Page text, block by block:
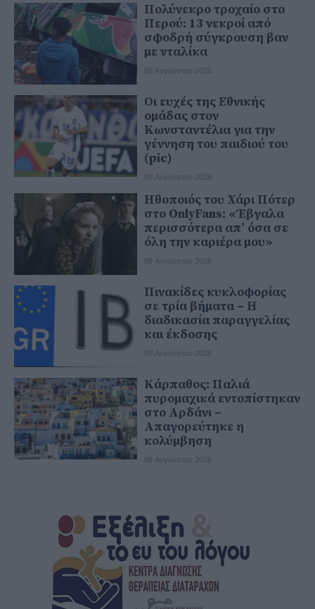
Πολύνεκρο τροχαίο στο
Περού: 13 νεκροί από
σφοδρή σύγκρουση βαν
με νταλίκα
09 Αυγούστου 2026
Οι ευχές της Εθνικής
ομάδας στον
Κωνσταντέλια για την
γέννηση του παιδιού του
(pic)
09 Αυγούστου 2026
Ηθοποιός του Χάρι Πότερ
στο OnlyFans: «Έβγαλα
περισσότερα απ’ όσα σε
όλη την καριέρα μου»
09 Αυγούστου 2026
Πινακίδες κυκλοφορίας
σε τρία βήματα – Η
διαδικασία παραγγελίας
και έκδοσης
09 Αυγούστου 2026
Κάρπαθος: Παλιά
πυρομαχικά εντοπίστηκαν
στο Αρδάνι –
Απαγορεύτηκε η
κολύμβηση
09 Αυγούστου 2026